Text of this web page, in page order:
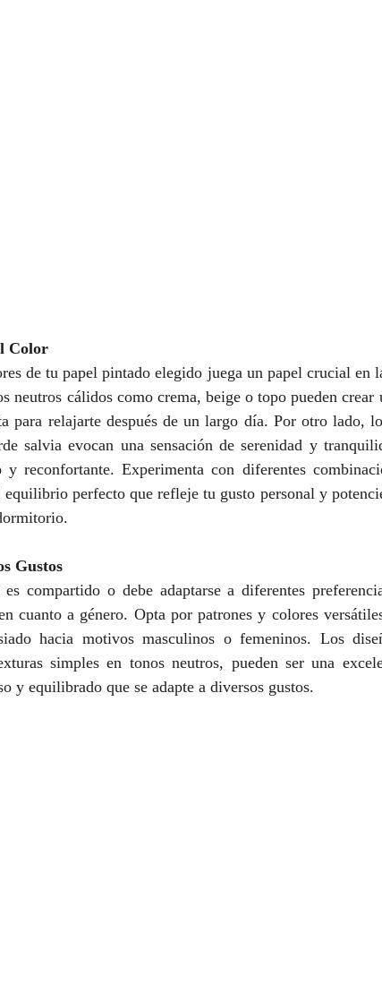
Color
de tu papel pintado elegido juega un papel crucial en
neutros cálidos como crema, beige o topo pueden crear
para relajarte después de un largo día. Por otro lado,
salvia evocan una sensación de serenidad y
y reconfortante. Experimenta con diferentes
equilibrio perfecto que refleje tu gusto personal y
Gustos
compartido o debe adaptarse a diferentes
cuanto a género. Opta por patrones y colores
hacia motivos masculinos o femeninos. Los
simples en tonos neutros, pueden ser una
y equilibrado que se adapte a diversos gustos.